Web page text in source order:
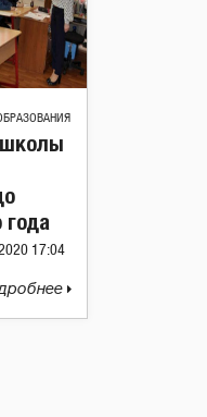
школы
года
17:04